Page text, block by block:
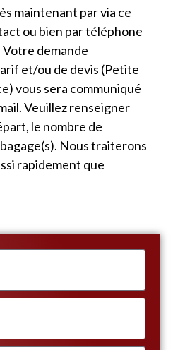
maintenant par via ce
ou bien par téléphone
Votre demande
et/ou de devis (Petite
vous sera communiqué
Veuillez renseigner
le nombre de
Nous traiterons
rapidement que